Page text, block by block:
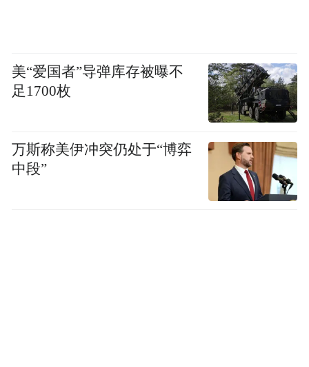
美“爱国者”导弹库存被曝不
足1700枚
万斯称美伊冲突仍处于“博弈
中段”